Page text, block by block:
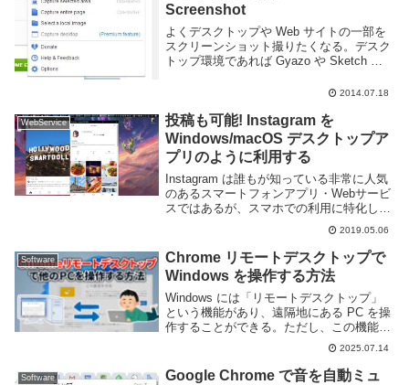
Screenshot
よくデスクトップや Web サイトの一部を
スクリーンショット撮りたくなる。デスク
トップ環境であれば Gyazo や Sketch な
ラウザでやったほうが良い。Google2014.07.18
WebService
投稿も可能! Instagram を
Windows/macOS デスクトップア
プリのように利用する
Instagram は誰もが知っている非常に人気
のあるスマートフォンアプリ・Webサービ
スではあるが、スマホでの利用に特化して
おり PC 版の公式アプリは無く Web ブラ
ウザでは閲覧専用と、 PC から利用するに
はやや面倒なところがある。...
2019.05.06
Software
Chrome リモートデスクトップで
Windows を操作する方法
Windows には「リモートデスクトップ」
という機能があり、遠隔地にある PC を操
作することができる。ただし、この機能を
使うには、操作対象の Windows が Pro バ
ージョンである必要がある。そのため、
Home エディションを使っ...
2025.07.14
Software
Google Chrome で音を自動ミュ